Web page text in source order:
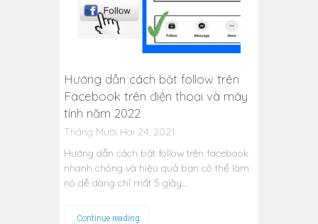
Hướng dẫn cách bật follow trên
Facebook trên điện thoại và máy
tính năm 2022
Tháng Mười Hai 24, 2021
Hướng dẫn cách bật follow trên facebook
nhanh chóng và hiệu quả bạn có thể làm
nó dễ dàng chỉ mất 5 giây.…
Continue reading